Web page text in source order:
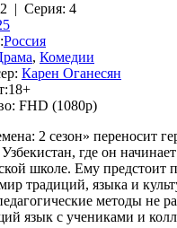
2 | Серия: 4
Россия
, Комедии
Карен Оганесян
18+
FHD (1080p)
2 сезон» переносит
где он
школе. Ему предстоит
традиций, языка и
методы не
язык с учениками и